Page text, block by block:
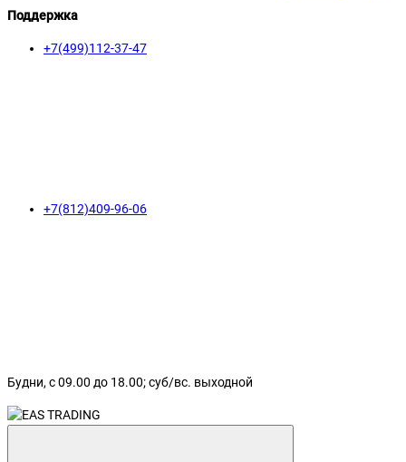
Поддержка
+7(499)112-37-47
+7(812)409-96-06
Будни, с 09.00 до 18.00; суб/вс. выходной